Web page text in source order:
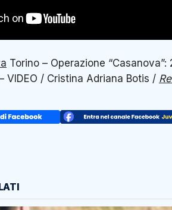
Torino – Operazione “Casanova”:
VIDEO / Cristina Adriana Botis /